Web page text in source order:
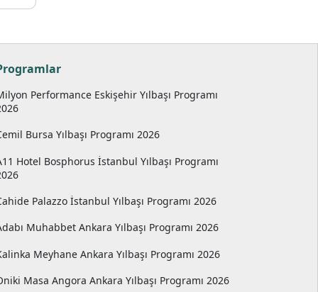
Performance Eskişehir Yılbaşı Programı
Bursa Yılbaşı Programı 2026
Hotel Bosphorus İstanbul Yılbaşı Programı
Palazzo İstanbul Yılbaşı Programı 2026
Muhabbet Ankara Yılbaşı Programı 2026
Meyhane Ankara Yılbaşı Programı 2026
Masa Angora Ankara Yılbaşı Programı 2026